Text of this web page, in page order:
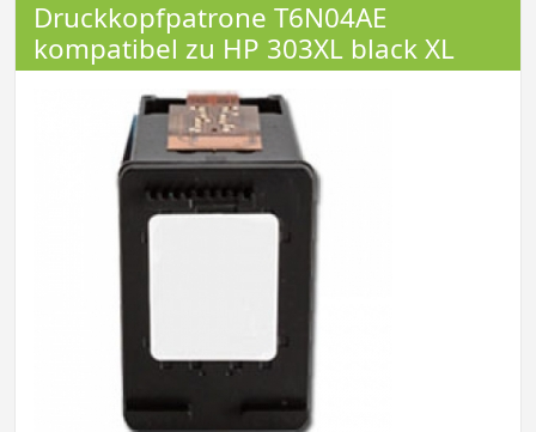
Druckkopfpatrone T6N04AE
kompatibel zu HP 303XL black XL